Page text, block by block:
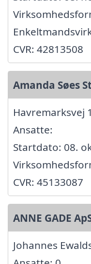
CVR: 42813508
Amanda Søes
Havremarksvej
Ansatte:
Startdato: 08.
CVR: 45133087
ANNE GADE
Johannes